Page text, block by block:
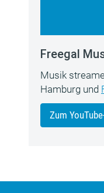
Freegal
Musik
Hamburg und
Zum